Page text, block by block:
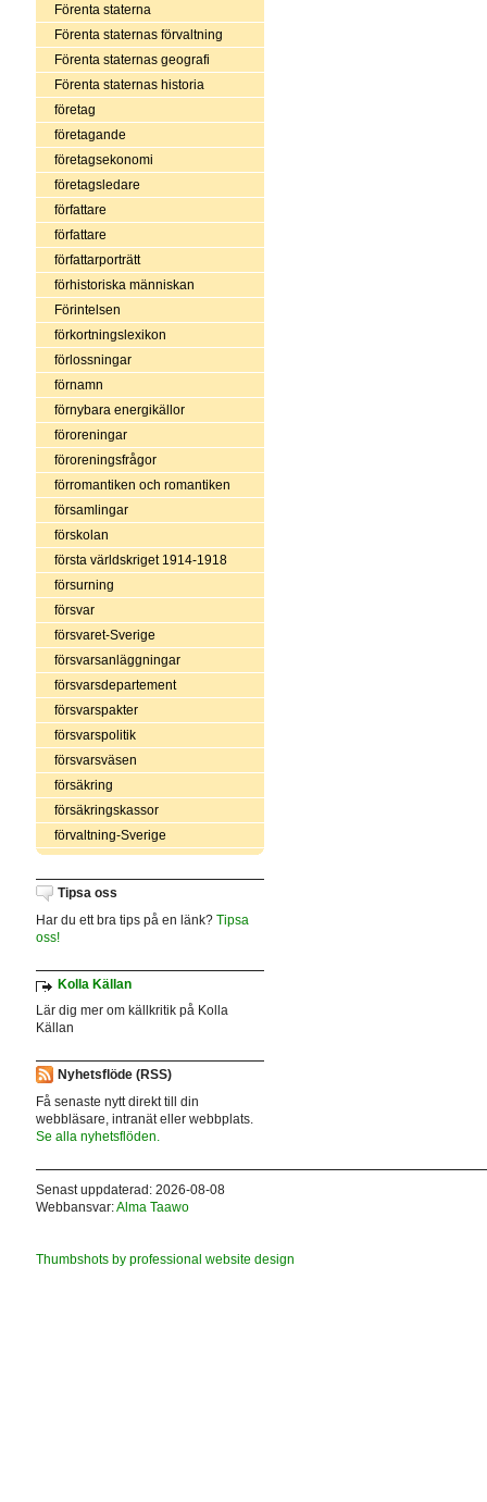
Förenta staterna
Förenta staternas förvaltning
Förenta staternas geografi
Förenta staternas historia
företag
företagande
företagsekonomi
företagsledare
författare
författare
författarporträtt
förhistoriska människan
Förintelsen
förkortningslexikon
förlossningar
förnamn
förnybara energikällor
föroreningar
föroreningsfrågor
förromantiken och romantiken
församlingar
förskolan
första världskriget 1914-1918
försurning
försvar
försvaret-Sverige
försvarsanläggningar
försvarsdepartement
försvarspakter
försvarspolitik
försvarsväsen
försäkring
försäkringskassor
förvaltning-Sverige
Tipsa oss
Har du ett bra tips på en länk? Tipsa
oss!
Kolla Källan
Lär dig mer om källkritik på Kolla
Källan
Nyhetsflöde (RSS)
Få senaste nytt direkt till din
webbläsare, intranät eller webbplats.
Se alla nyhetsflöden.
Senast uppdaterad: 2026-08-08
Webbansvar:Alma Taawo
Thumbshots by professional website design